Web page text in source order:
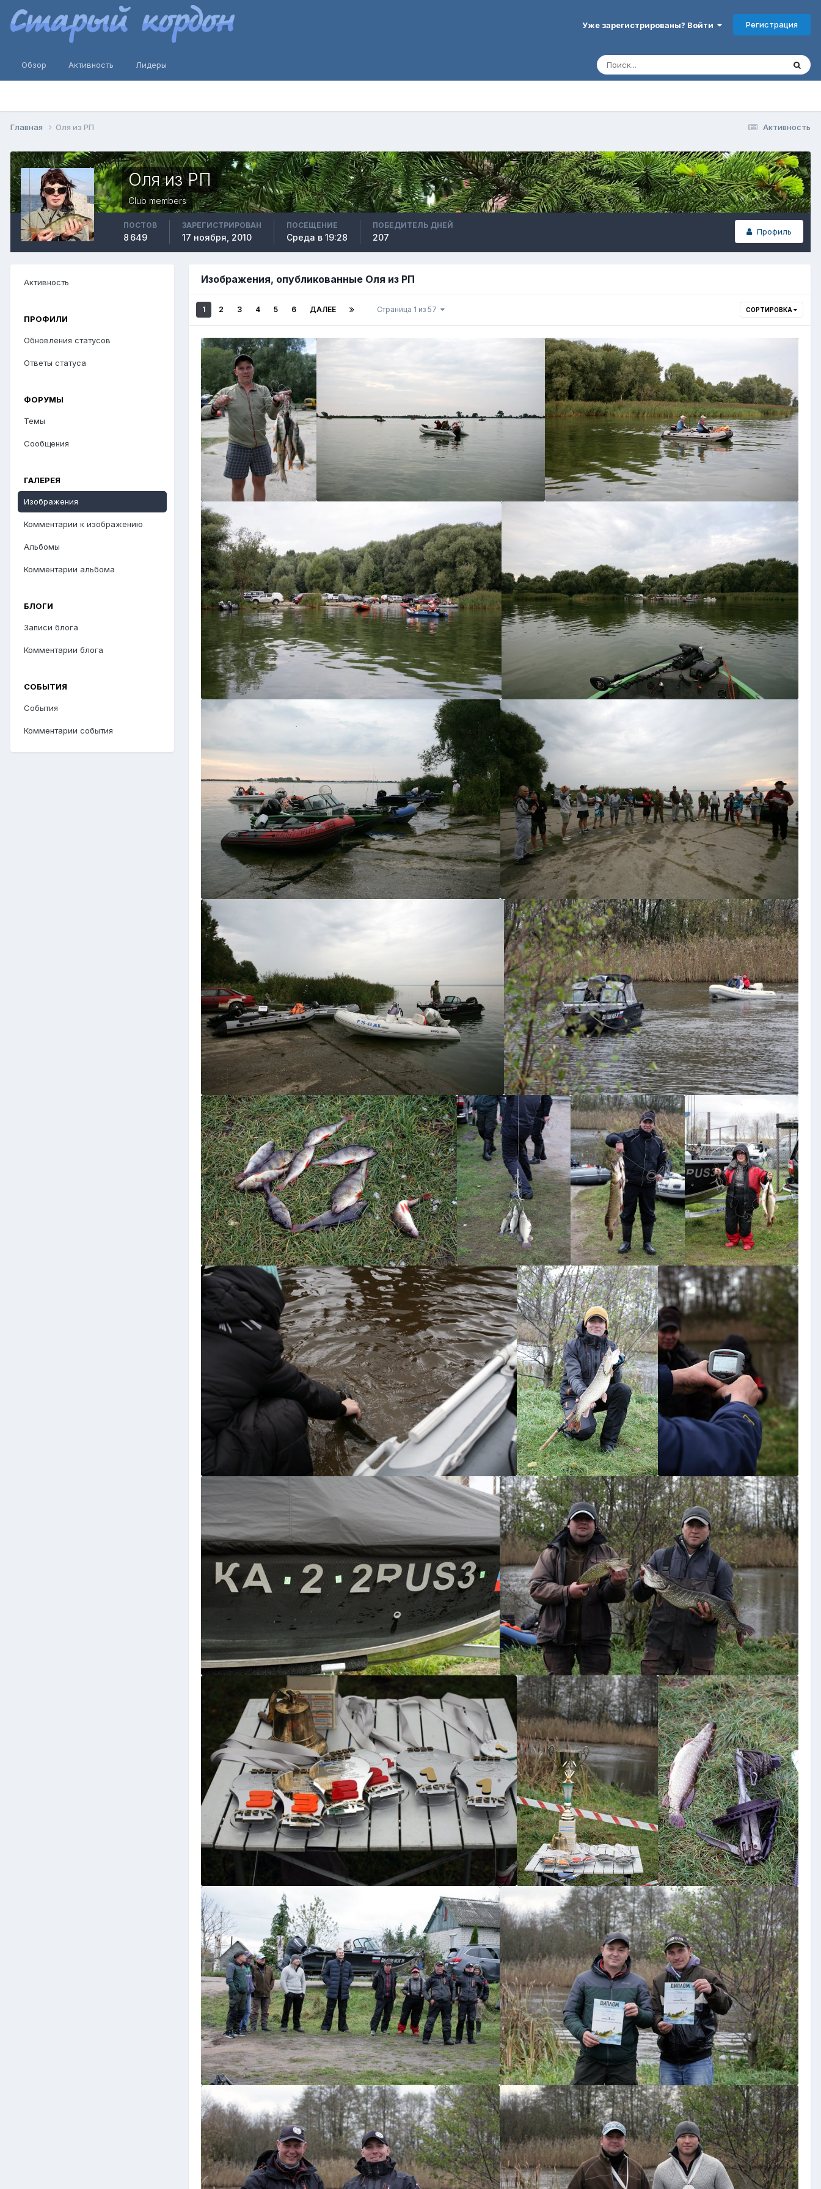
Уже зарегистрированы? Войти Регистрация
Обзор Активность Лидеры
Активность
Главная Оля из РП
Оля из РП
Club members
Профиль
ПОСТОВ
8 649
ЗАРЕГИСТРИРОВАН
17 ноября, 2010
ПОСЕЩЕНИЕ
Среда в 19:28
ПОБЕДИТЕЛЬ ДНЕЙ
207
Активность
ПРОФИЛИ
Обновления статусов
Ответы статуса
ФОРУМЫ
Темы
Сообщения
ГАЛЕРЕЯ
Изображения
Комментарии к изображению
Альбомы
Комментарии альбома
БЛОГИ
Записи блога
Комментарии блога
СОБЫТИЯ
События
Комментарии события
Изображения, опубликованные Оля из РП
СОРТИРОВКА
1 2 3 4 5 6 ДАЛЕЕ Страница 1 из 57